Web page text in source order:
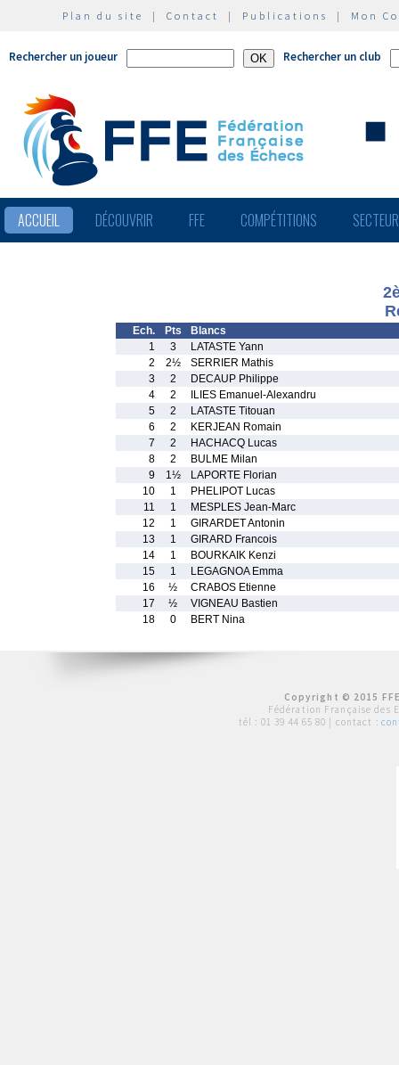
Plan du site | Contact | Publications | Mon
Rechercher un joueur Rechercher un club
ACCUEIL DÉCOUVRIR FFE COMPÉTITIONS
Ech. Pts
Blancs
1
3
LATASTE Yann
2
2½
SERRIER Mathis
3
2
DECAUP Philippe
4
2
ILIES Emanuel-Alexandru
5
2
LATASTE Titouan
6
2
KERJEAN Romain
7
2
HACHACQ Lucas
8
2
BULME Milan
9
1½
LAPORTE Florian
10
1
PHELIPOT Lucas
11
1
MESPLES Jean-Marc
12
1
GIRARDET Antonin
13
1
GIRARD Francois
14
1
BOURKAIK Kenzi
15
1
LEGAGNOA Emma
16
½
CRABOS Etienne
17
½
VIGNEAU Bastien
18
0 BERT Nina
Copyright © 2015
Fédération Française des
tél : 01 39 44 65 80 | contact :